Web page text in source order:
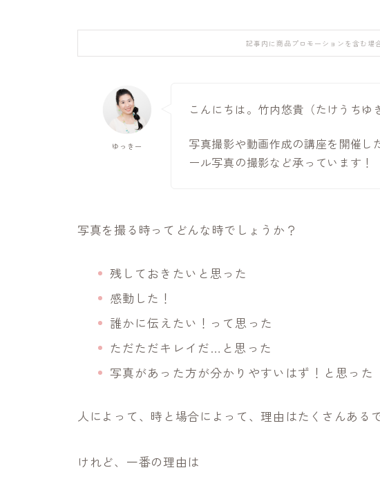
記事内に商品プロモーションを含む場
ゆっきー
こんにちは。竹内悠貴（たけうちゆ
写真撮影や動画作成の講座を開催し
ール写真の撮影など承っています！
写真を撮る時ってどんな時でしょうか？
残しておきたいと思った
感動した！
誰かに伝えたい！って思った
ただただキレイだ…と思った
写真があった方が分かりやすいはず！と思った
人によって、時と場合によって、理由はたくさんある
けれど、一番の理由は